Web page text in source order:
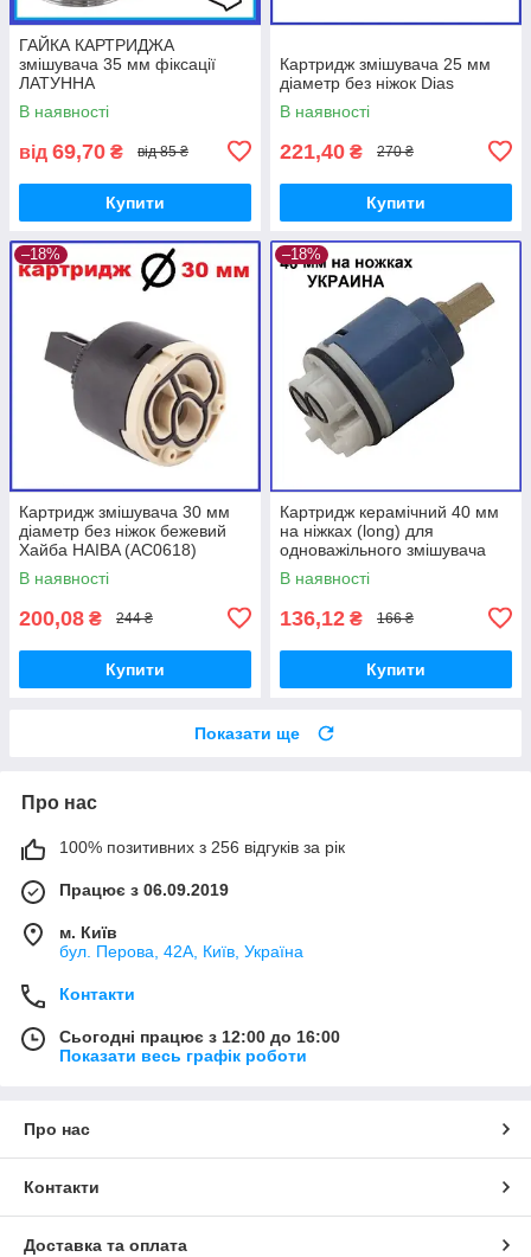
ГАЙКА КАРТРИДЖА
змішувача 35 мм фіксації
ЛАТУННА
В наявності
від 69,70 ₴ від 85 ₴
Купити
Картридж змішувача 25 мм
діаметр без ніжок Dias
В наявності
221,40 ₴ 270 ₴
Купити
–18%
Картридж змішувача 30 мм
діаметр без ніжок бежевий
Хайба HAIBA (AC0618)
В наявності
200,08 ₴ 244 ₴
Купити
–18%
Картридж керамічний 40 мм
на ніжках (long) для
одноважільного змішувача
В наявності
136,12 ₴ 166 ₴
Купити
Показати ще
Про нас
100% позитивних з 256 відгуків за рік
Працює з 06.09.2019
м. Київ
бул. Перова, 42А, Київ, Україна
Контакти
Сьогодні працює з 12:00 до 16:00
Показати весь графік роботи
Про нас
Контакти
Доставка та оплата